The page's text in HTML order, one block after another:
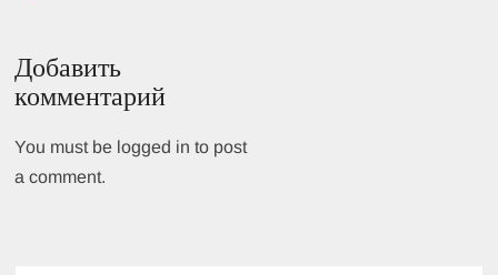
Добавить
комментарий
You must be logged in to post
a comment.